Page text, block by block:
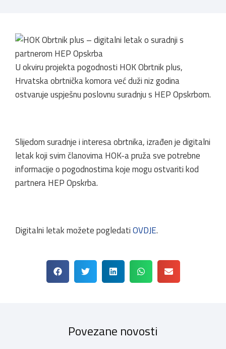
U okviru projekta pogodnosti HOK Obrtnik plus,
Hrvatska obrtnička komora već duži niz godina
ostvaruje uspješnu poslovnu suradnju s HEP Opskrbom.
Slijedom suradnje i interesa obrtnika, izrađen je digitalni
letak koji svim članovima HOK-a pruža sve potrebne
informacije o pogodnostima koje mogu ostvariti kod
partnera HEP Opskrba.
Digitalni letak možete pogledatiOVDJE.
Povezane novosti